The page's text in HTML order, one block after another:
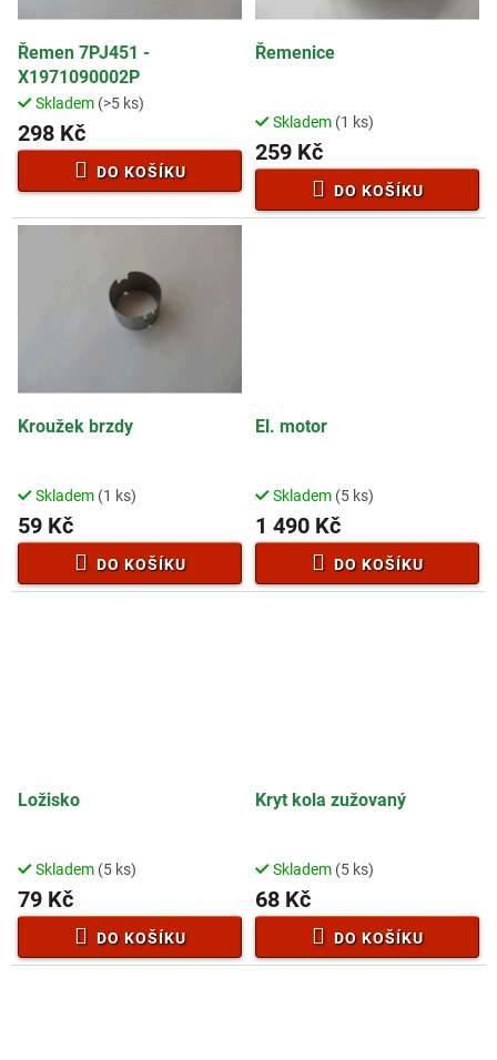
ů
o
d
u
k
ů
Řemen 7PJ451 -
X1971090002P
Průměrné
hodnocení
produktu
1,0
Skladem (>5 ks)
298 Kč
DO KOŠÍKU
Řemenice
Skladem (1 ks)
259 Kč
DO KOŠÍKU
Kroužek brzdy
Skladem (1 ks)
59 Kč
DO KOŠÍKU
El. motor
Skladem (5 ks)
1 490 Kč
DO KOŠÍKU
Ložisko
Skladem (5 ks)
79 Kč
DO KOŠÍKU
Kryt kola zužovaný
Skladem (5 ks)
68 Kč
DO KOŠÍKU